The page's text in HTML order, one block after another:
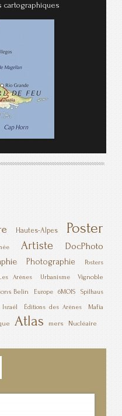
cartographiques
Hautes-Alpes Poster
Artiste DocPhoto
Photographie Posters
Arènes Urbanisme Vignoble
Belin Europe 6MOIS Spilhaus
Israël Éditions des Arènes Mafia
Atlas mers Nucléaire